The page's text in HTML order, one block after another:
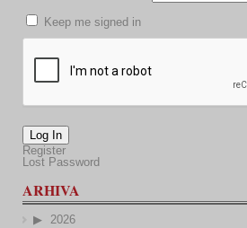
Keep me signed in
Log In
Register
Lost Password
ARHIVA
2026